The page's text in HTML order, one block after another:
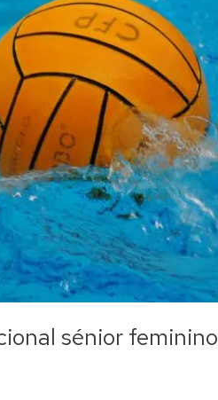
sénior feminino